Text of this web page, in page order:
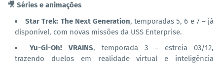
🎥 Séries e animações
Star Trek: The Next Generation, temporadas 5, 6 e 7 – já
disponível, com novas missões da USS Enterprise.
Yu-Gi-Oh! VRAINS, temporada 3 – estreia 03/12,
trazendo duelos em realidade virtual e inteligência